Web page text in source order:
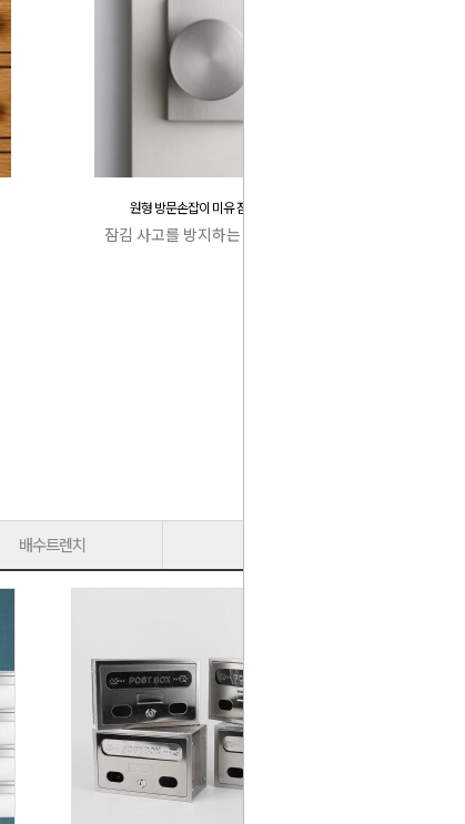
원형 방문손잡이 미유 잠김 사고 방지
잠김 사고를 방지하는 특허 캐치박스
배수트렌치